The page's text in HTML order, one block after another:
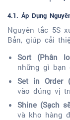
4.1. Áp Dụng
Nguyên tắc 5S
Bản, giúp cải
Sort (Phân
những gì bạn
Set in Order
vào đúng vị
Shine (Sạch
và kho hàng